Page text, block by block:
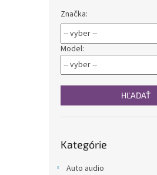
Značka:
Model:
HĽADAŤ
kategórie
Kategórie
Auto audio